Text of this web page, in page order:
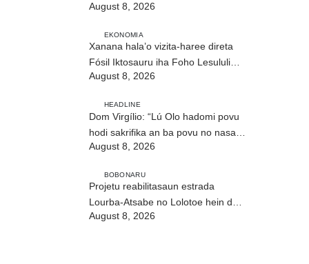
matan
August 8, 2026
EKONOMIA
Xanana hala’o vizita-haree direta
Fósil Iktosauru iha Foho Lesululi
Kailaku
August 8, 2026
HEADLINE
Dom Virgílio: “Lú Olo hadomi povu
hodi sakrifika an ba povu no nasaun
ho fuan”
August 8, 2026
BOBONARU
Projetu reabilitasaun estrada
Lourba-Atsabe no Lolotoe hein de’it
vistu tribunál
August 8, 2026